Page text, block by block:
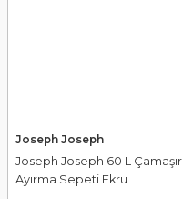
Joseph Joseph
Joseph Joseph 60 L Çamaşır
Ayırma Sepeti Ekru